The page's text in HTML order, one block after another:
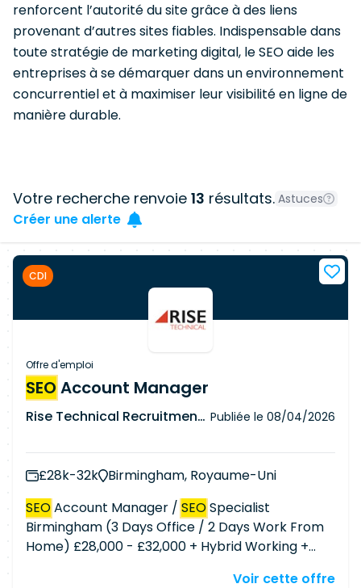
renforcent l’autorité du site grâce à des liens
provenant d’autres sites fiables. Indispensable dans
toute stratégie de marketing digital, le SEO aide les
entreprises à se démarquer dans un environnement
concurrentiel et à maximiser leur visibilité en ligne de
manière durable.
Votre recherche renvoie 13 résultats. Astuces
Créer une alerte
CDI
Offre d'emploi
SEO Account Manager
Rise Technical Recruitment Ltd Publiée le 08/04/2026
£28k-32k Birmingham, Royaume-Uni
SEOAccount Manager / SEOSpecialist
Birmingham (3 Days Office / 2 Days Work From
Home) £28,000 - £32,000 + Hybrid Working +
Voir cette offre